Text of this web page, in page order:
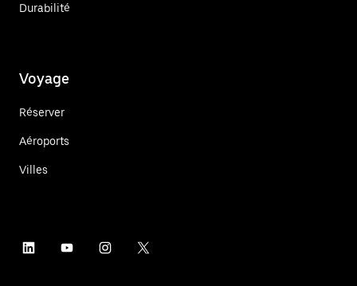
Durabilité
Voyage
Réserver
Aéroports
Villes